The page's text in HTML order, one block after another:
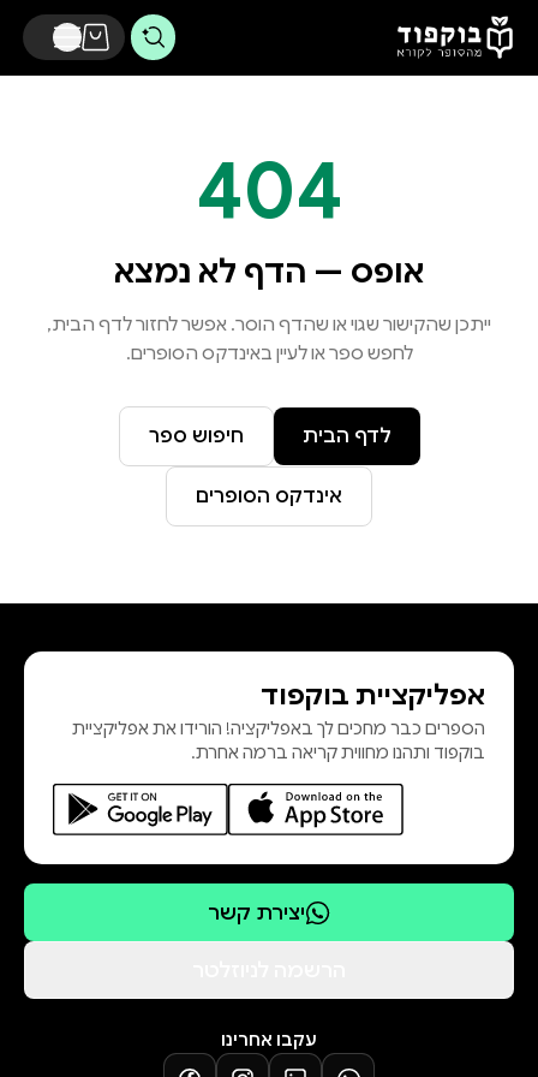
דלג לתוכן הראשי
404
אופס — הדף לא נמצא
ייתכן שהקישור שגוי או שהדף הוסר. אפשר לחזור לדף הבית,
לחפש ספר או לעיין באינדקס הסופרים.
לדף הבית חיפוש ספר
אינדקס הסופרים
אפליקציית בוקפוד
הספרים כבר מחכים לך באפליקציה! הורידו את אפליקציית
בוקפוד ותהנו מחווית קריאה ברמה אחרת.
יצירת קשר
עקבו אחרינו